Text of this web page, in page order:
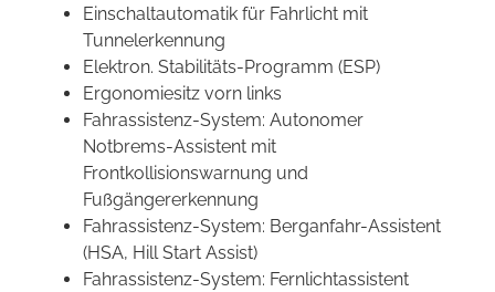
Einschaltautomatik für Fahrlicht mit
Tunnelerkennung
Elektron. Stabilitäts-Programm (ESP)
Ergonomiesitz vorn links
Fahrassistenz-System: Autonomer
Notbrems-Assistent mit
Frontkollisionswarnung und
Fußgängererkennung
Fahrassistenz-System: Berganfahr-Assistent
(HSA, Hill Start Assist)
Fahrassistenz-System: Fernlichtassistent